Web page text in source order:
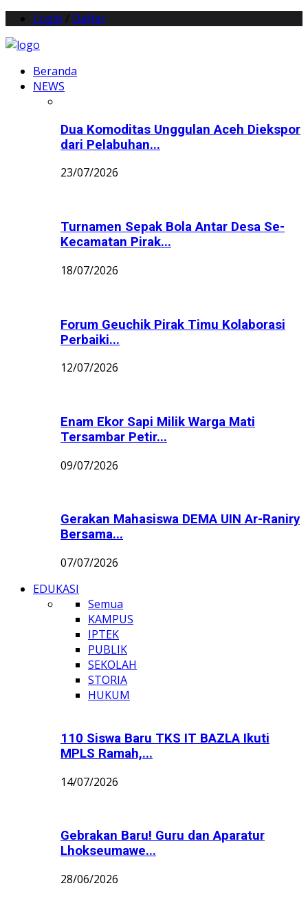
Login / Daftar
Beranda
NEWS
Dua Komoditas Unggulan Aceh Diekspor
dari Pelabuhan...
23/07/2026
Turnamen Sepak Bola Antar Desa Se-
Kecamatan Pirak...
18/07/2026
Forum Geuchik Pirak Timu Kolaborasi
Perbaiki...
12/07/2026
Enam Ekor Sapi Milik Warga Mati
Tersambar Petir...
09/07/2026
Gerakan Mahasiswa DEMA UIN Ar-Raniry
Bersama...
07/07/2026
EDUKASI
Semua
KAMPUS
IPTEK
PUBLIK
SEKOLAH
STORIA
HUKUM
110 Siswa Baru TKS IT BAZLA Ikuti
MPLS Ramah,...
14/07/2026
Gebrakan Baru! Guru dan Aparatur
Lhokseumawe...
28/06/2026